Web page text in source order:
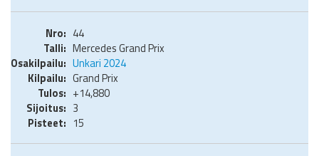
44
Mercedes Grand Prix
Unkari 2024
Grand Prix
+14,880
3
15